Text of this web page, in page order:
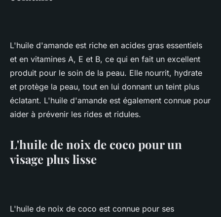
L'huile d'amande est riche en acides gras essentiels
et en vitamines A, E et B, ce qui en fait un excellent
produit pour le soin de la peau. Elle nourrit, hydrate
et protège la peau, tout en lui donnant un teint plus
éclatant. L'huile d'amande est également connue pour
aider à prévenir les rides et ridules.
L'huile de noix de coco pour un
visage plus lisse
L'huile de noix de coco est connue pour ses